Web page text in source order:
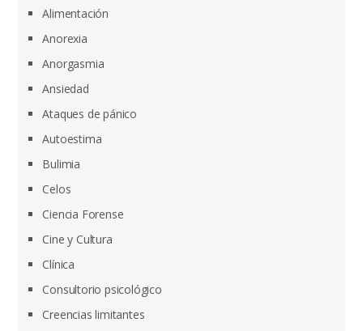
Alimentación
Anorexia
Anorgasmia
Ansiedad
Ataques de pánico
Autoestima
Bulimia
Celos
Ciencia Forense
Cine y Cultura
Clínica
Consultorio psicológico
Creencias limitantes